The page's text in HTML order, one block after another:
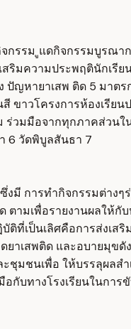
กรรม ูแดกิจกรรมบูรณ
สริมความประพฤตินั
ปัญหายาเสพ ติด 5 ม
ขาวโครงการห้องเรี
วมมือจากทุกภาคส่วน
6 วัดพิบูลสันธา 7
ซึ่งมี การทำกิจกรรมต่
มเพื่อรายงานผลให้กั
ติที่เป็นเลิศคือการส่ง
าเสพติด และอบายมุ
มชนเพื่อ ให้บรรลุผล
ทางโรงเรียนในกา